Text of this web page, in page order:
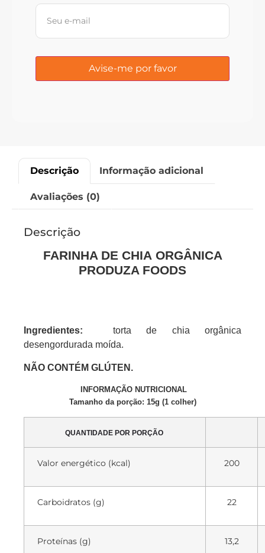
Descrição Informação adicional
Avaliações (0)
Descrição
FARINHA DE CHIA ORGÂNICA
PRODUZA FOODS
Ingredientes: torta de chiaorgânica
desengordurada moída.
NÃO CONTÉM GLÚTEN.
INFORMAÇÃO NUTRICIONAL
Tamanho da porção: 15g (1 colher)
QUANTIDADE POR PORÇÃO
Valor energético (kcal) 200
Carboidratos (g) 22
Proteínas (g) 13,2